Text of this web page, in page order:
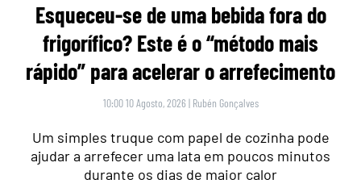
Esqueceu-se de uma bebida fora do
frigorífico? Este é o “método mais
rápido” para acelerar o arrefecimento
10:00 10 Agosto, 2026 | Rubén Gonçalves
Um simples truque com papel de cozinha pode
ajudar a arrefecer uma lata em poucos minutos
durante os dias de maior calor